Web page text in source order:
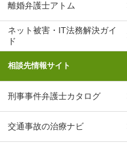
離婚弁護士アトム
ネット被害・IT法務解決ガイ
ド
相談先情報サイト
刑事事件弁護士カタログ
交通事故の治療ナビ